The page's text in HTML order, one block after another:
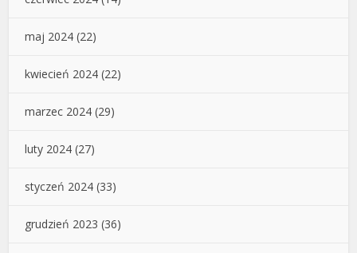
maj 2024 (22)
kwiecień 2024 (22)
marzec 2024 (29)
luty 2024 (27)
styczeń 2024 (33)
grudzień 2023 (36)